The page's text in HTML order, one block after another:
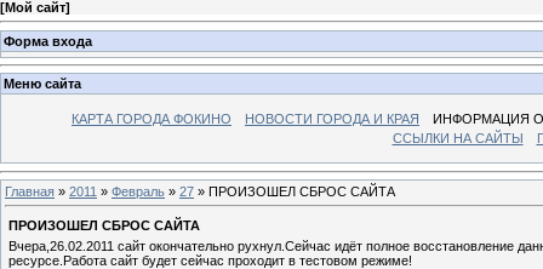
[Мой сайт]
Форма входа
Меню сайта
КАРТА ГОРОДА ФОКИНО НОВОСТИ ГОРОДА И КРАЯ
ИНФОРМАЦИЯ
ССЫЛКИ НА САЙТЫ
Главная » 2011 » Февраль » 27 » ПРОИЗОШЕЛ СБРОС САЙТА
ПРОИЗОШЕЛ СБРОС САЙТА
Вчера,26.02.2011 сайт окончательно рухнул.Сейчас идёт полное восстановление
ресурсе.Работа сайт будет сейчас проходит в тестовом режиме!